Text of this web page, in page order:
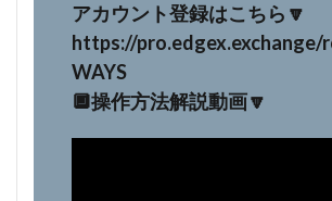
アカウント登録はこちら🔽
https://pro.edgex.exchange/
WAYS
🔲操作方法解説動画🔽